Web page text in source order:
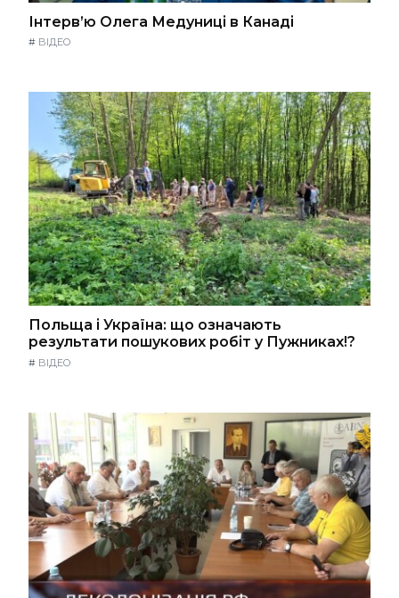
Інтерв’ю Олега Медуниці в Канаді
# ВІДЕО
Польща і Україна: що означають
результати пошукових робіт у Пужниках!?
# ВІДЕО